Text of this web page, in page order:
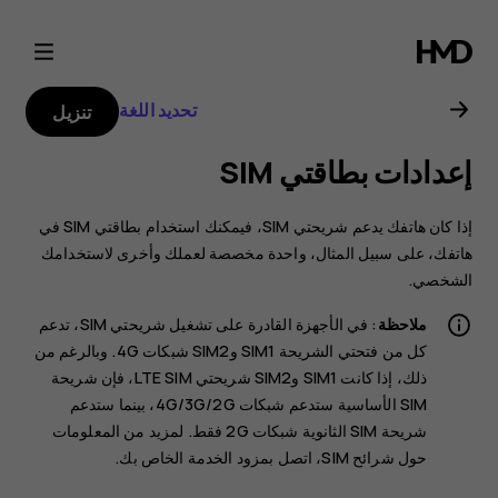
دليل
مستخدم
Nokia
3
تحديد اللغة تنزيل
إعدادات بطاقتي SIM
‏‫إذا كان هاتفك يدعم شريحتي SIM، فيمكنك استخدام بطاقتي SIM في
هاتفك، على سبيل المثال، واحدة مخصصة لعملك وأخرى لاستخدامك
الشخصي.
ملاحظة
: في الأجهزة القادرة على تشغيل شريحتي SIM، تدعم
كل من فتحتي الشريحة SIM1 وSIM2 شبكات 4G. وبالرغم من
ذلك، إذا كانت SIM1 وSIM2 شريحتي LTE SIM، فإن شريحة
SIM الأساسية ستدعم شبكات 4G/3G/2G، بينما ستدعم
شريحة SIM الثانوية شبكات 2G فقط. لمزيد من المعلومات
حول شرائح SIM، اتصل بمزود الخدمة الخاص بك.